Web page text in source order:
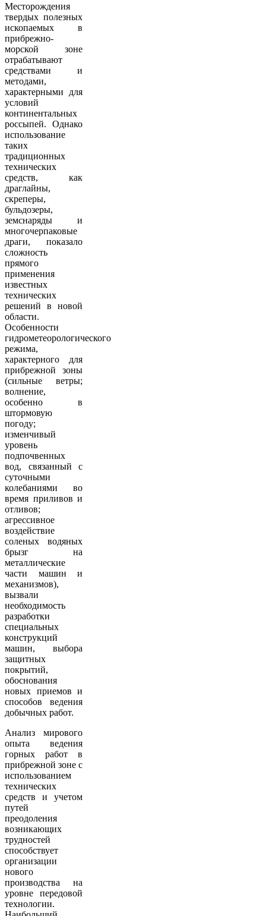
Месторождения
твердых полезных
ископаемых в
прибрежно-
морской зоне
отрабатывают
средствами и
методами,
характерными для
условий
континентальных
россыпей. Однако
использование
таких
традиционных
технических
средств, как
драглайны,
скреперы,
бульдозеры,
земснаряды и
многочерпаковые
драги, показало
сложность
прямого
применения
известных
технических
решений в новой
области.
Особенности
гидрометеорологического
режима,
характерного для
прибрежной зоны
(сильные ветры;
волнение,
особенно в
штормовую
погоду;
изменчивый
уровень
подпочвенных
вод, связанный с
суточными
колебаниями во
время приливов и
отливов;
агрессивное
воздействие
соленых водяных
брызг на
металлические
части машин и
механизмов),
вызвали
необходимость
разработки
специальных
конструкций
машин, выбора
защитных
покрытий,
обоснования
новых приемов и
способов ведения
добычных работ.
Анализ мирового
опыта ведения
горных работ в
прибрежной зоне с
использованием
технических
средств и учетом
путей
преодоления
возникающих
трудностей
способствует
организации
нового
производства на
уровне передовой
технологии.